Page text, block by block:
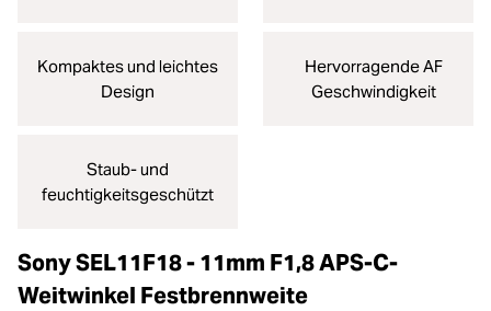
Kompaktes und leichtes
Design
Hervorragende AF
Geschwindigkeit
Staub- und
feuchtigkeitsgeschützt
Sony SEL11F18 - 11mm F1,8 APS-C-
Weitwinkel Festbrennweite